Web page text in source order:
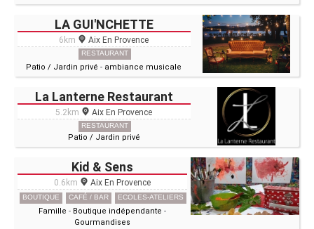
LA GUI'NCHETTE
6km Aix En Provence
RESTAURANT
Patio / Jardin privé - ambiance musicale
La Lanterne Restaurant
5.2km Aix En Provence
RESTAURANT
Patio / Jardin privé
Kid & Sens
0.6km Aix En Provence
BOUTIQUE CAFÉ / BAR ECOLES-ATELIERS
Famille - Boutique indépendante -
Gourmandises